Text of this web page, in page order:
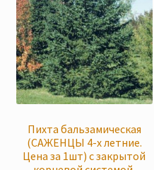
Пихта бальзамическая
(САЖЕНЦЫ 4-х летние.
Цена за 1шт) с закрытой